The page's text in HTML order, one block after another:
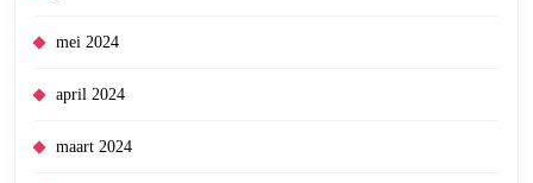
mei 2024
april 2024
maart 2024